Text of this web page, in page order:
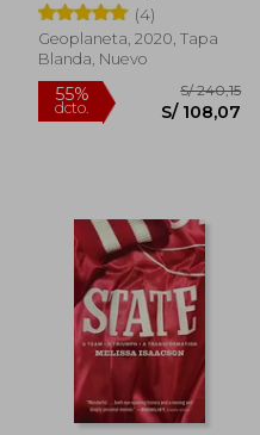
55%
dcto.
S/ 202,40
S/ 91,08
(4)
Geoplaneta, 2020, Tapa
Blanda, Nuevo